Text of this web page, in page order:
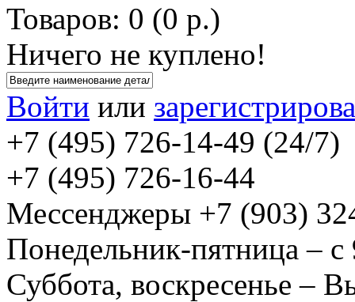
Товаров: 0 (0 р.)
Ничего не куплено!
Войти или
+7 (495) 726-14-49 (24/7)
+7 (495) 726-16-44
Мессенджеры +7 (903)
Понедельник-пятница –
Суббота, воскресенье –